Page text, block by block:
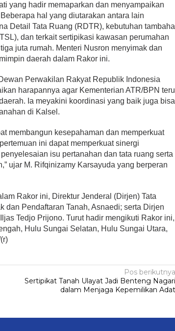
yang hadir memaparkan dan menyampaikan
hal yang diutarakan antara lain
Detail Tata Ruang (RDTR), kebutuhan
dan terkait sertipikasi kawasan perumahan
juta rumah. Menteri Nusron menyimak dan
daerah dalam Rakor ini.
Perwakilan Rakyat Republik Indonesia
harapannya agar Kementerian ATR/BPN
Ia meyakini koordinasi yang baik juga bisa
di Kalsel.
membangun kesepahaman dan memperkuat
ini dapat memperkuat sinergi
isu pertanahan dan tata ruang serta
ujar M. Rifqinizamy Karsayuda yang berperan
Rakor ini, Direktur Jenderal (Dirjen) Tata
dan Pendaftaran Tanah, Asnaedi; serta Dirjen
Tedjo Prijono. Turut hadir mengikuti Rakor ini,
Hulu Sungai Selatan, Hulu Sungai Utara,
Pos berikutnya
Sertipikat Tanah Ulayat Jadi Benteng Nagari
dalam Menjaga Kepemilikan Adat